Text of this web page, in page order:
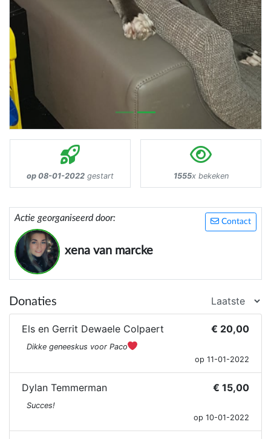
op 08-01-2022 gestart 1555x bekeken
Contact
Actie georganiseerd door:
xena van marcke
Donaties
Els en Gerrit Dewaele Colpaert € 20,00
Dikke geneeskus voor Paco
op 11-01-2022
Dylan Temmerman € 15,00
Succes!
op 10-01-2022